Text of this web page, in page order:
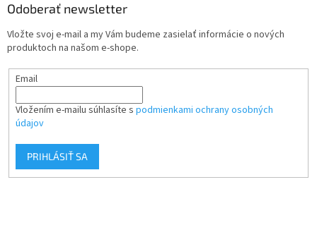
Odoberať newsletter
Vložte svoj e-mail a my Vám budeme zasielať informácie o nových
produktoch na našom e-shope.
Email
Vložením e-mailu súhlasíte s podmienkami ochrany osobných
údajov
PRIHLÁSIŤ SA